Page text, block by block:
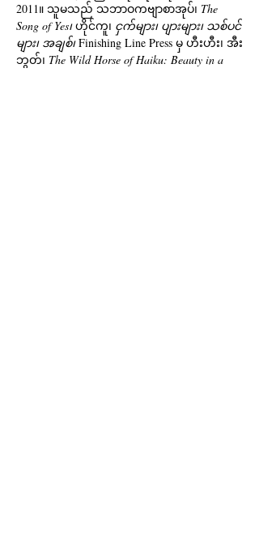
2011။ သူမသည် သဘာဝကဗျာစာအုပ်၊ The
Song of Yes၊ ဟိုင်ကူ၊ ငှက်များ၊ ပျားများ၊ သစ်ပင်
များ၊ အချစ်၊ Finishing Line Press မှ ဟီးဟီး၊ အီး
ဘွတ်၊ The Wild Horse of Haiku: Beauty in a